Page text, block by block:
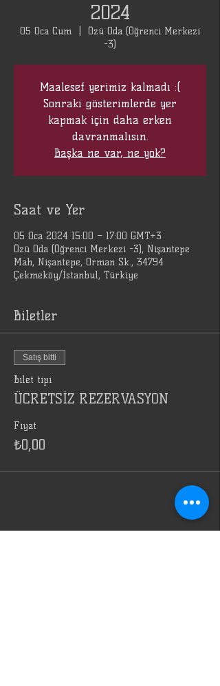
2024
05 Oca Cum
Özü Oda (Öğrenci Merkezi
-3)
Maalesef yerimiz kalmadı :(
Sonraki gösterimlerde yer
kapmak için daha erken
davranmalısın.
Başka ne var, ne yok?
Saat ve Yer
05 Oca 2024 15:00 – 17:00 GMT+3
Özü Oda (Öğrenci Merkezi -3), Nişantepe
Mah, Nişantepe, Orman Sk., 34794
Çekmeköy/İstanbul, Türkiye
Biletler
Satış bitti
Bilet tipi
ÜCRETSİZ REZERVASYON
Fiyat
₺0,00